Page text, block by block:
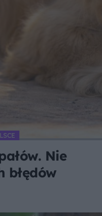
Nie
błędów